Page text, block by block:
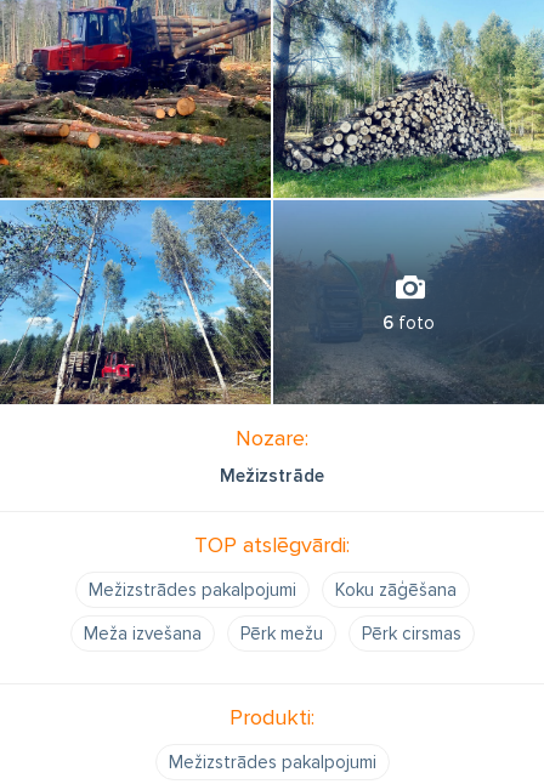
6 foto
Nozare:
Mežizstrāde
TOP atslēgvārdi:
Mežizstrādes pakalpojumi
Koku zāģēšana
Meža izvešana
Pērk mežu Pērk cirsmas
Produkti:
Mežizstrādes pakalpojumi